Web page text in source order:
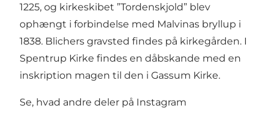
1225, og kirkeskibet ”Tordenskjold” blev
ophængt i forbindelse med Malvinas bryllup i
1838. Blichers gravsted findes på kirkegården. I
Spentrup Kirke findes en dåbskande med en
inskription magen til den i Gassum Kirke.
Se, hvad andre deler på Instagram